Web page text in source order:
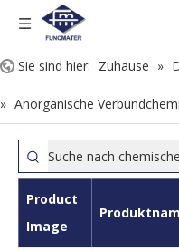
Sie sind hier: Zuhause »
» Anorganische
Product
Image